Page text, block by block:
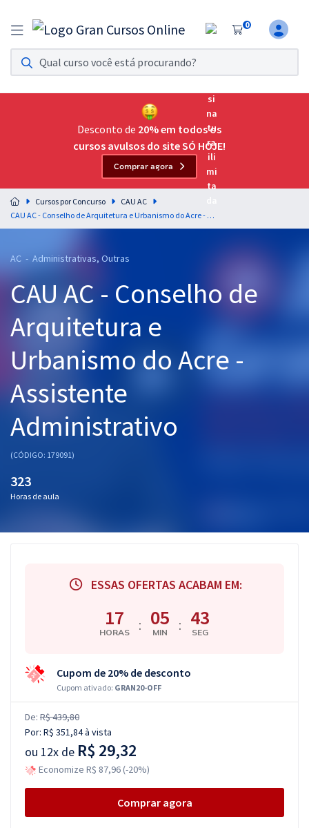
0
Assinatura Ilimitada 11
Acesso a todos os cursos. Teste grátis por 7 dias!
Assinatura OAB Até Passar
Acesso ilimitado a toda preparação para o Exame da
Residências Multiprofissionais
Preparação completa e intensiva para as principais
residências em saúde do Brasil
Cursos 20% OFF
Pós
Graduação
OAB
Mentorias
Questões grátis
Conteúdo gratuito
Aprovados
Desconto de 20% em todos os
cursos avulsos do site SÓ HOJE!
Comprar agora
Cursos por Concurso
CAU AC
CAU AC - Conselho de Arquitetura e Urbanismo do Acre - Assistente Administrativo
AC - Administrativas, Outras
CAU AC - Conselho de
Arquitetura e
Urbanismo do Acre -
Assistente
Administrativo
(CÓDIGO: 179091)
323
Horas de aula
ESSAS OFERTAS ACABAM EM:
17
HORAS : 05
MIN : 42
SEG
Cupom de 20% de desconto
Cupom ativado: GRAN20-OFF
De: R$ 439,80
Por: R$ 351,84à vista
ou 12x de R$ 29,32
Economize R$ 87,96 (-20%)
Comprar agora